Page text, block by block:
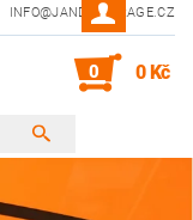
INFO@JANDA-GARAGE.CZ
0 0 Kč